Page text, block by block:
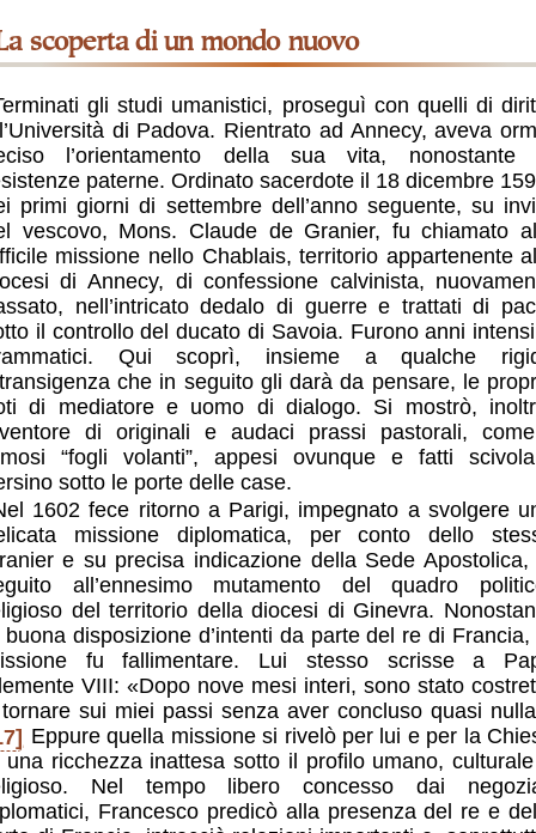
La scoperta di un mondo nuovo
gli studi umanistici, proseguì con quelli di
di Padova. Rientrato ad Annecy, aveva
l’orientamento della sua vita, nonostante
paterne. Ordinato sacerdote il 18 dicembre
primi giorni di settembre dell’anno seguente, su
vescovo, Mons. Claude de Granier, fu chiamato
missione nello Chablais, territorio appartenente
di Annecy, di confessione calvinista,
nell’intricato dedalo di guerre e trattati di
il controllo del ducato di Savoia. Furono anni
Qui scoprì, insieme a qualche
che in seguito gli darà da pensare, le
di mediatore e uomo di dialogo. Si mostrò,
di originali e audaci prassi pastorali,
“fogli volanti”, appesi ovunque e fatti
sotto le porte delle case.
1602 fece ritorno a Parigi, impegnato a svolgere
missione diplomatica, per conto dello
e su precisa indicazione della Sede Apostolica,
all’ennesimo mutamento del quadro
del territorio della diocesi di Ginevra.
buona disposizione d’intenti da parte del re di Francia,
fu fallimentare. Lui stesso scrisse a
VIII: «Dopo nove mesi interi, sono stato
sui miei passi senza aver concluso quasi
Eppure quella missione si rivelò per lui e per la
una ricchezza inattesa sotto il profilo umano,
Nel tempo libero concesso dai
Francesco predicò alla presenza del re e